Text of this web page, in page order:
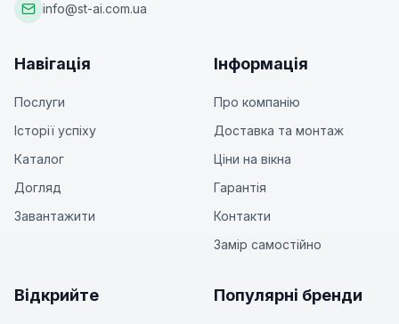
info@st-ai.com.ua
Навігація
Послуги
Історії успіху
Каталог
Догляд
Завантажити
Інформація
Про компанію
Доставка та монтаж
Ціни на вікна
Гарантія
Контакти
Замір самостійно
Відкрийте Популярні бренди